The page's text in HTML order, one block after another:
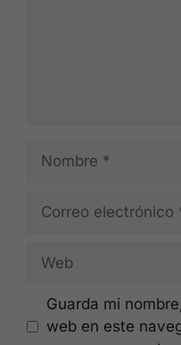
electrónico
Guarda mi
web en este